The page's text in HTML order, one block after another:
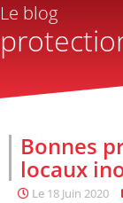
Le blog
Bonnes
locaux
Le 18 Juin 2020